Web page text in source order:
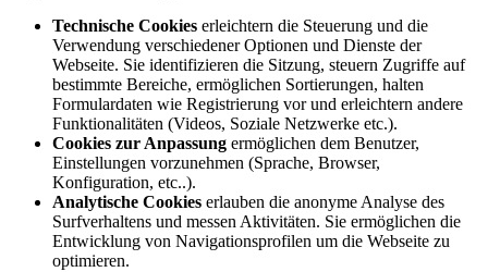
Technische Cookies erleichtern die Steuerung und die
Verwendung verschiedener Optionen und Dienste der
Webseite. Sie identifizieren die Sitzung, steuern Zugriffe auf
bestimmte Bereiche, ermöglichen Sortierungen, halten
Formulardaten wie Registrierung vor und erleichtern andere
Funktionalitäten (Videos, Soziale Netzwerke etc.).
Cookies zur Anpassung ermöglichen dem Benutzer,
Einstellungen vorzunehmen (Sprache, Browser,
Konfiguration, etc..).
Analytische Cookies erlauben die anonyme Analyse des
Surfverhaltens und messen Aktivitäten. Sie ermöglichen die
Entwicklung von Navigationsprofilen um die Webseite zu
optimieren.